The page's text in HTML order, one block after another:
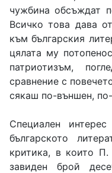
чужбина обсъждат
Всичко това дава
към българския
цялата му
патриотизъм,
сравнение с
сякаш по-външен,
Специален
българското
критика, в които П.
завиден брой